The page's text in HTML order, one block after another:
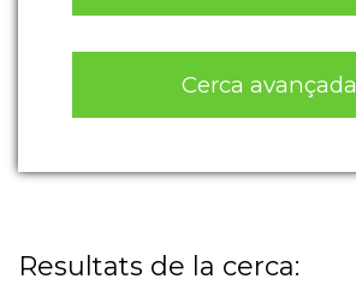
Cerca avançada
Resultats de la cerca: